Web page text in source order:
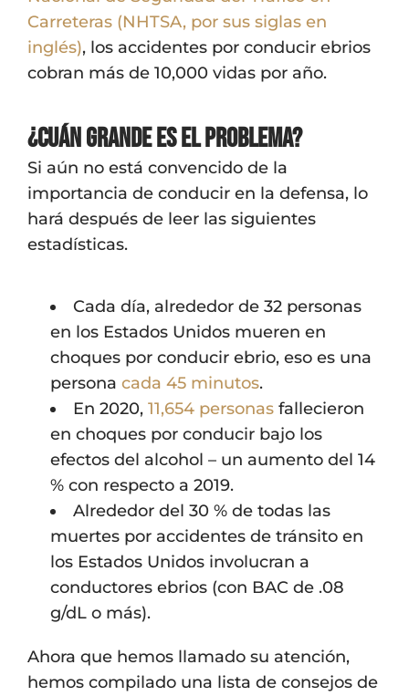
Carreteras (NHTSA, por sus siglas en
inglés), los accidentes por conducir ebrios
cobran más de 10,000 vidas por año.
¿Cuán Grande es el Problema?
Si aún no está convencido de la
importancia de conducir en la defensa, lo
hará después de leer las siguientes
estadísticas.
Cada día, alrededor de 32 personas
en los Estados Unidos mueren en
choques por conducir ebrio, eso es una
persona cada 45 minutos.
En 2020, 11,654 personas fallecieron
en choques por conducir bajo los
efectos del alcohol – un aumento del 14
% con respecto a 2019.
Alrededor del 30 % de todas las
muertes por accidentes de tránsito en
los Estados Unidos involucran a
conductores ebrios (con BAC de .08
g/dL o más).
Ahora que hemos llamado su atención,
hemos compilado una lista de consejos de